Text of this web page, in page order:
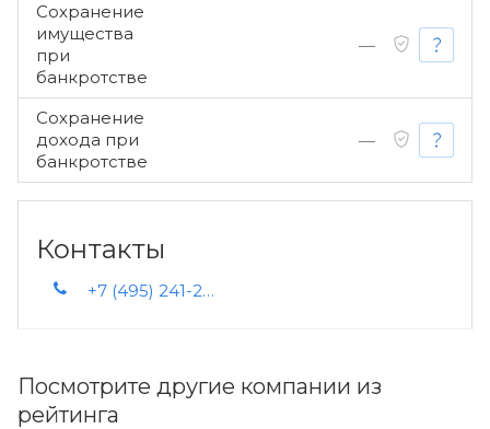
Посмотрите другие компании из
рейтинга
Сохранение
имущества
при
банкротстве
—
Сохранение
дохода при
банкротстве
—
Контакты
+7 (495) 241-23-70